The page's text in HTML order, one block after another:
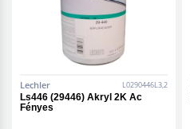
Lechler L0290446L3,2
Ls446 (29446) Akryl 2K Ac
Fényes